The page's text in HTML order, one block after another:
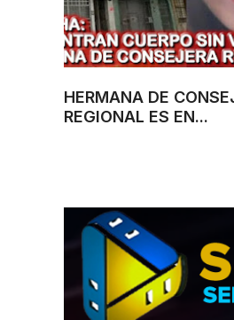
HERMANA DE
REGIONAL ES EN...